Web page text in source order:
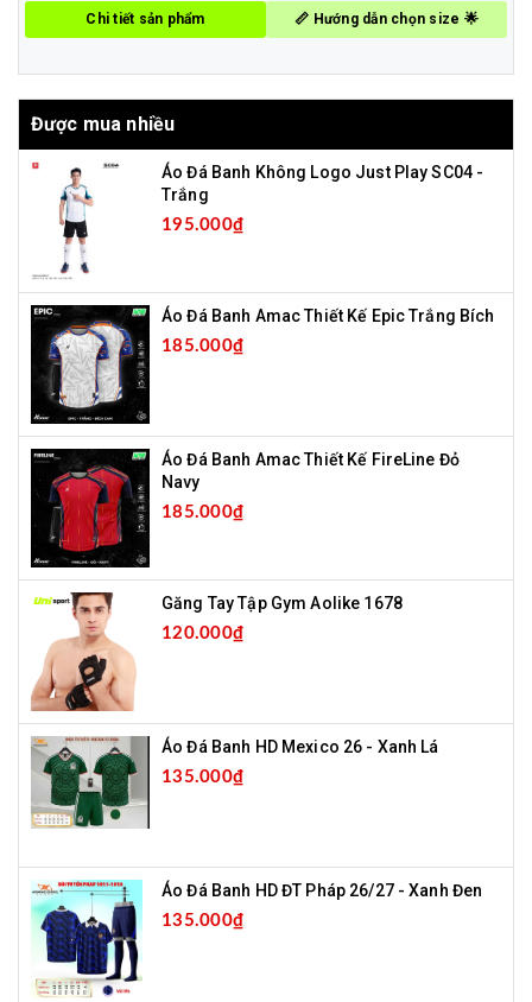
Chi tiết sản phẩm 📏 Hướng dẫn chọn size 🌟
Được mua nhiều
Áo Đá Banh Không Logo Just Play SC04 -
Trắng
195.000₫
Áo Đá Banh Amac Thiết Kế Epic Trắng Bích
185.000₫
Áo Đá Banh Amac Thiết Kế FireLine Đỏ
Navy
185.000₫
Găng Tay Tập Gym Aolike 1678
120.000₫
Áo Đá Banh HD Mexico 26 - Xanh Lá
135.000₫
Áo Đá Banh HD ĐT Pháp 26/27 - Xanh Đen
135.000₫